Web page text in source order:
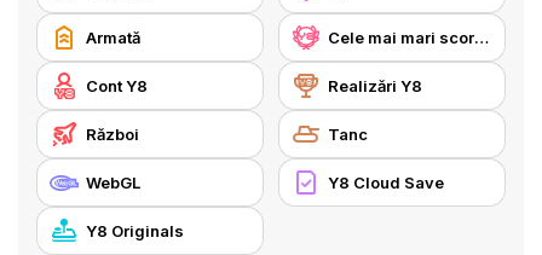
Armată Cele mai mari scoruri Y8
Cont Y8 Realizări Y8
Război Tanc
WebGL Y8 Cloud Save
Y8 Originals